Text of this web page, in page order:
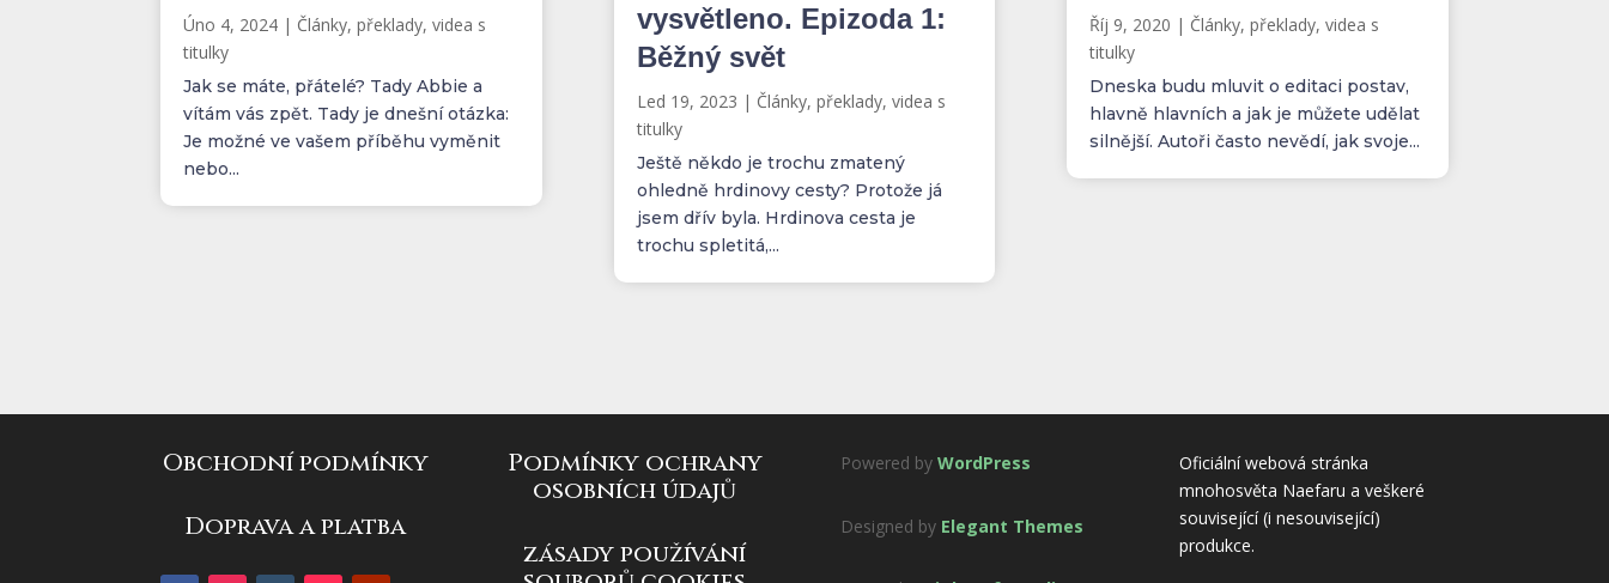
Úno 4, 2024 | Články, překlady, videa s
titulky
Jak se máte, přátelé? Tady Abbie a
vítám vás zpět. Tady je dnešní otázka:
Je možné ve vašem příběhu vyměnit
nebo...
vysvětleno. Epizoda 1:
Běžný svět
Led 19, 2023 | Články, překlady, videa s
titulky
Ještě někdo je trochu zmatený
ohledně hrdinovy cesty? Protože já
jsem dřív byla. Hrdinova cesta je
trochu spletitá,...
Říj 9, 2020 | Články, překlady, videa s
titulky
Dneska budu mluvit o editaci postav,
hlavně hlavních a jak je můžete udělat
silnější. Autoři často nevědí, jak svoje...
Obchodní podmínky
Doprava a platba
Podmínky ochrany
osobních údajů
zásady používání
Powered by WordPress
Designed by Elegant Themes
Oficiální webová stránka
mnohosvěta Naefaru a veškeré
související (i nesouvisející)
produkce.